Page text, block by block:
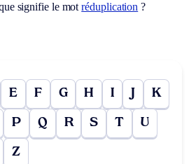
signifie le motréduplication ?
E F G H I J K
P Q R S T U
Z